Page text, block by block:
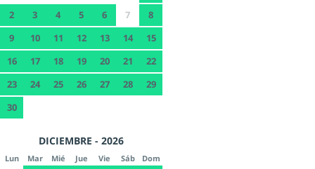
2
3 4 5 6 7
8
9
10 11 12 13 14
15
16
17 18 19 20 21
22
23
24 25 26 27 28
29
30
DICIEMBRE - 2026
Lun Mar Mié Jue Vie Sáb Dom